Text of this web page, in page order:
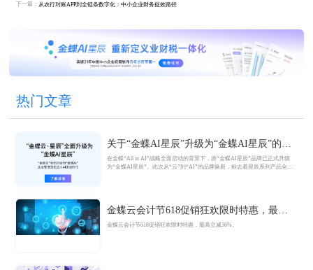
下一篇： 从农行对账APP到全链条数字化：中小企业财务提效路径
热门文章
关于“金蝶AI星辰”升级为“金蝶AI星辰”的官
方公告
在金蝶“All in AI”战略全面启动的背景下，原“金蝶AI星辰”品牌已正式升级
为“金蝶AI星辰”。此次从“云”到“AI”的品牌焕新，标志着星辰系列产品全面
金蝶云会计节618促销狂欢限时特惠，最高
立减36%
金蝶云会计节618促销狂欢限时特惠，最高立减36%。